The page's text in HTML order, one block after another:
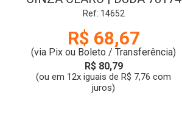
Ref: 14652
R$ 68,67
(via Pix ou Boleto / Transferência)
R$ 80,79
(ou em 12x iguais de R$ 7,76 com
juros)